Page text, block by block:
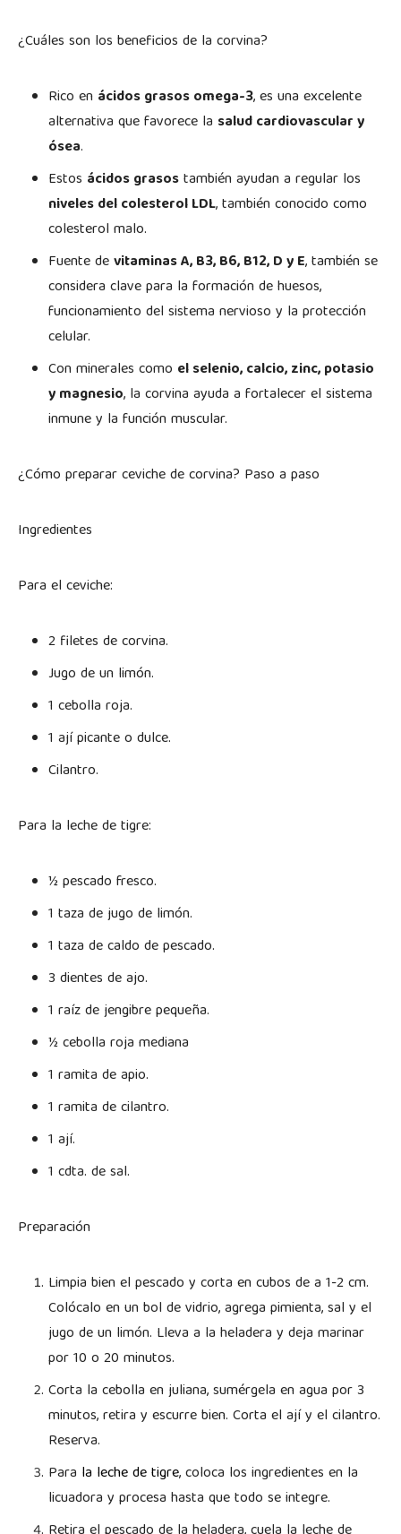
¿Cuáles son los beneficios de la corvina?
Rico en ácidos grasos omega-3, es una excelente
alternativa que favorece la salud cardiovascular y
ósea.
Estos ácidos grasostambién ayudan a regular los
niveles del colesterol LDL, también conocido como
colesterol malo.
Fuente devitaminas A, B3, B6, B12,D y E, también se
considera clave para la formación de huesos,
funcionamiento del sistema nervioso y la protección
celular.
Con minerales como el selenio, calcio, zinc, potasio
y magnesio, la corvina ayuda a fortalecer el sistema
inmune y la función muscular.
¿Cómo preparar ceviche de corvina? Paso a paso
Ingredientes
Para el ceviche:
2 filetes de corvina.
Jugo de un limón.
1 cebolla roja.
1 ají picante o dulce.
Cilantro.
Para la leche de tigre:
½ pescado fresco.
1 taza de jugo de limón.
1 taza de caldo de pescado.
3 dientes de ajo.
1 raíz de jengibre pequeña.
½ cebolla roja mediana
1 ramita de apio.
1 ramita de cilantro.
1 ají.
1 cdta. de sal.
Preparación
Limpia bien el pescado y corta en cubos de a 1-2 cm.
Colócalo en un bol de vidrio, agrega pimienta, sal y el
jugo de un limón. Lleva a la heladera y deja marinar
por 10 o 20 minutos.
Corta la cebolla en juliana, sumérgela en agua por 3
minutos, retira y escurre bien. Corta el ají y el cilantro.
Reserva.
Para la leche de tigre, coloca los ingredientes en la
licuadora y procesa hasta que todo se integre.